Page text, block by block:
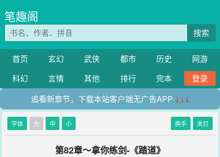
笔趣阁
搜索
首页 玄幻 武侠 都市 历史
网游
科幻
言情 其他 排行 完本
登录
追看新章节，下载本站客户端无广告APP ↓↓↓
字体 大 中 小 换手 关灯
第82章～拿你练剑-《踏道》